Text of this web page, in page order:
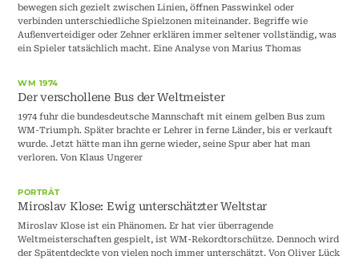
bewegen sich gezielt zwischen Linien, öffnen Passwinkel oder
verbinden unterschiedliche Spielzonen miteinander. Begriffe wie
Außenverteidiger oder Zehner erklären immer seltener vollständig, was
ein Spieler tatsächlich macht. Eine Analyse von Marius Thomas
WM 1974
Der verschollene Bus der Weltmeister
1974 fuhr die bundesdeutsche Mannschaft mit einem gelben Bus zum
WM-Triumph. Später brachte er Lehrer in ferne Länder, bis er verkauft
wurde. Jetzt hätte man ihn gerne wieder, seine Spur aber hat man
verloren. Von Klaus Ungerer
PORTRÄT
Miroslav Klose: Ewig unterschätzter Weltstar
Miroslav Klose ist ein Phänomen. Er hat vier überragende
Weltmeisterschaften gespielt, ist WM-Rekordtorschütze. Dennoch wird
der Spätentdeckte von vielen noch immer unterschätzt. Von Oliver Lück